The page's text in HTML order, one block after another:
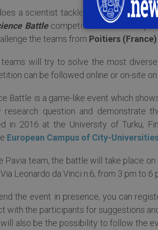
a scientist tackle a new
Battlecompetition, on24th
the teams from Poitiers (France)
will try to solve the most
can be followed online or on-site
Battle is a game-like event which
research question and demonstrate
in 2016 at the University of Turku,
European Campus of City-
Pavia team, the battle will take place
Leonardo da Vinci n.6, from 3 pm to 6
the event in presence, you can
with the participants for suggestions
also be the possibility to follow the